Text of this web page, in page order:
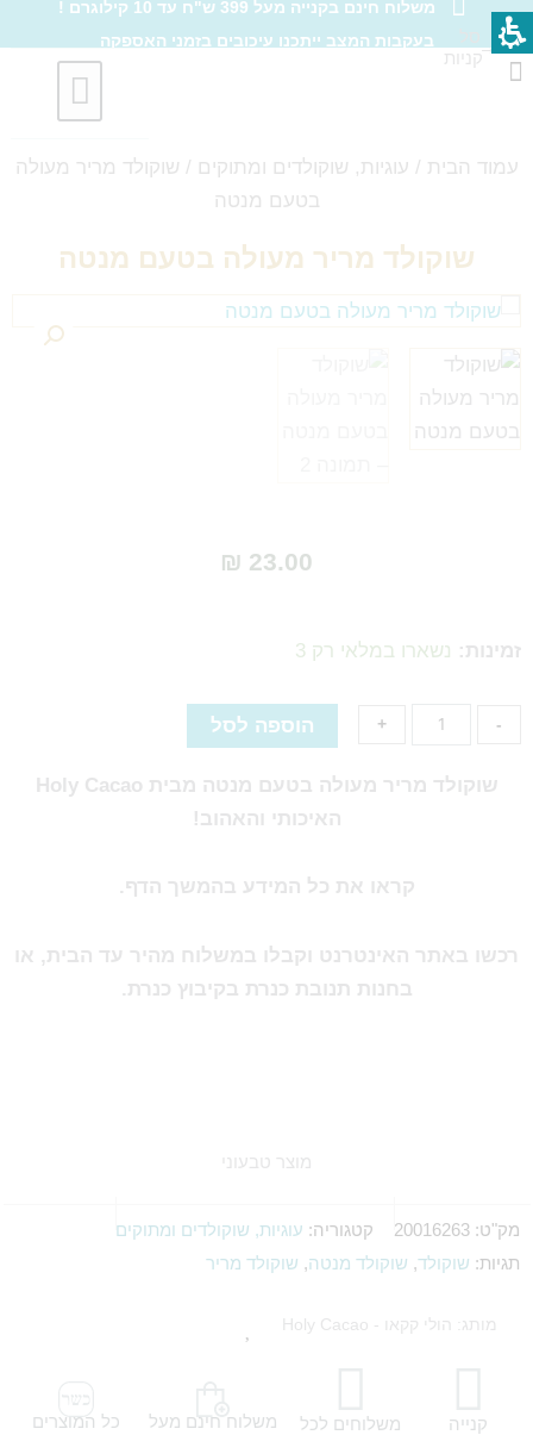
דילוג
לתוכן
משלוח חינם בקנייה מעל 399 ש"ח עד 10 קילוגרם !
בעקבות המצב ייתכנו עיכובים בזמני האספקה
עגלת
סל
→
קניות
עמוד הבית / עוגיות, שוקולדים ומתוקים / שוקולד מריר מעולה
בטעם מנטה
שוקולד מריר מעולה בטעם מנטה
₪ 23.00
זמינות: נשארו במלאי רק 3
-
מעולה
מנטה
+ הוספה לסל
שוקולד מריר מעולה בטעם מנטה מבית Holy Cacao
האיכותי והאהוב!
קראו את כל המידע בהמשך הדף.
רכשו באתר האינטרנט וקבלו במשלוח מהיר עד הבית, או
בחנות תנובת כנרת בקיבוץ כנרת.
מוצר טבעוני
מק"ט: 20016263 קטגוריה: עוגיות, שוקולדים ומתוקים
תגיות: שוקולד, שוקולד מנטה, שוקולד מריר
מותג: הולי קקאו - Holy Cacao
קנייה
משלוחים לכל
משלוח חינם מעל
כל המוצרים